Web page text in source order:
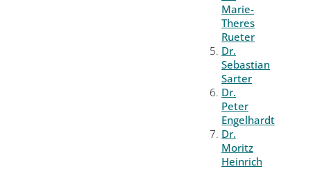
Marie-
Theres
Rueter
Dr.
Sebastian
Sarter
Dr.
Peter
Engelhardt
Dr.
Moritz
Heinrich